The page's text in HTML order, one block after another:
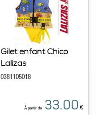
Gilet enfant Chico
Lalizas
0381105018
À partir de 33.00 €